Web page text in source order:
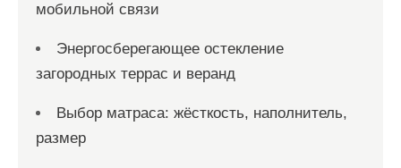
мобильной связи
Энергосберегающее остекление
загородных террас и веранд
Выбор матраса: жёсткость, наполнитель,
размер